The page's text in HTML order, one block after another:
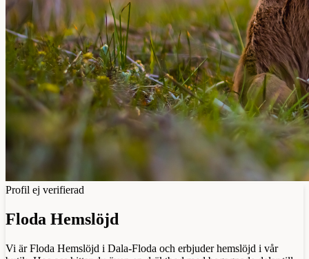
Profil ej verifierad
Floda Hemslöjd
Vi är Floda Hemslöjd i Dala-Floda och erbjuder hemslöjd i vår